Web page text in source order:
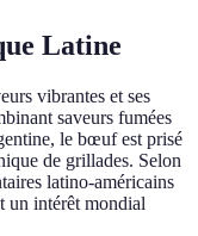
Latine
vibrantes et ses
saveurs fumées
le bœuf est prisé
de grillades. Selon
latino-américains
un intérêt mondial